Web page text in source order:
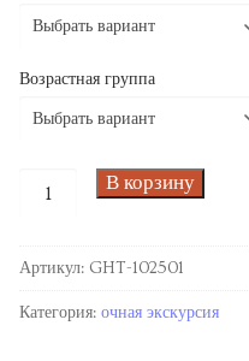
Прошедшие экскурсии
Past courses
Возрастная группа
В корзину
Артикул: GHT-102501
Категория: очная экскурсия